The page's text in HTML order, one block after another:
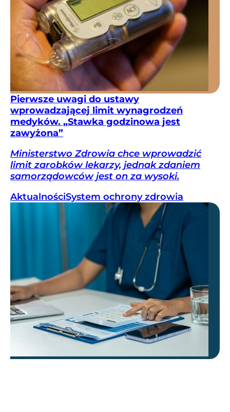
Pierwsze uwagi do ustawy
wprowadzającej limit wynagrodzeń
medyków. „Stawka godzinowa jest
zawyżona”
Ministerstwo Zdrowia chce wprowadzić
limit zarobków lekarzy, jednak zdaniem
samorządowców jest on za wysoki.
AktualnościSystem ochrony zdrowia